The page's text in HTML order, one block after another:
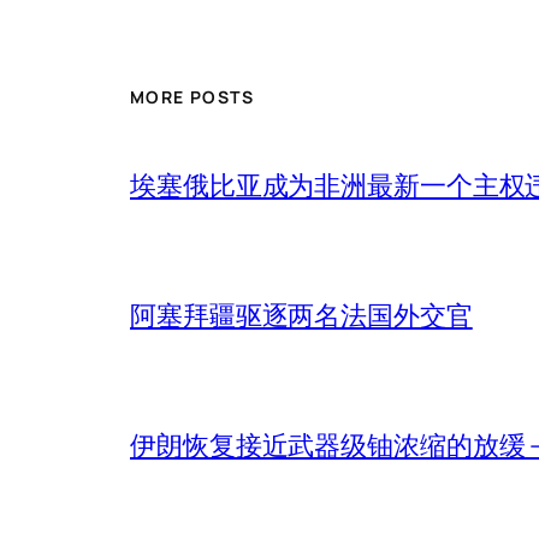
MORE POSTS
埃塞俄比亚成为非洲最新一个主权
阿塞拜疆驱逐两名法国外交官
伊朗恢复接近武器级铀浓缩的放缓